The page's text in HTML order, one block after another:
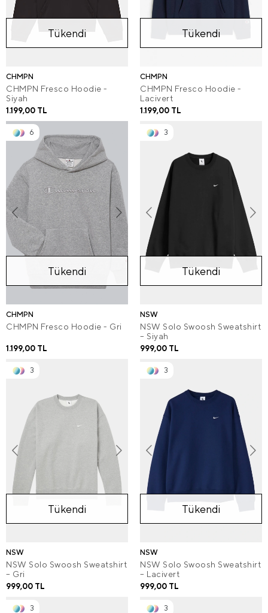
Tükendi
CHMPN
CHMPN Fresco Hoodie -
Siyah
1.199,00 TL
Tükendi
CHMPN
CHMPN Fresco Hoodie -
Lacivert
1.199,00 TL
6
Tükendi
CHMPN
CHMPN Fresco Hoodie - Gri
1.199,00 TL
3
Tükendi
NSW
NSW Solo Swoosh Sweatshirt
– Siyah
999,00 TL
3
Tükendi
NSW
NSW Solo Swoosh Sweatshirt
– Gri
999,00 TL
3
Tükendi
NSW
NSW Solo Swoosh Sweatshirt
– Lacivert
999,00 TL
3 3